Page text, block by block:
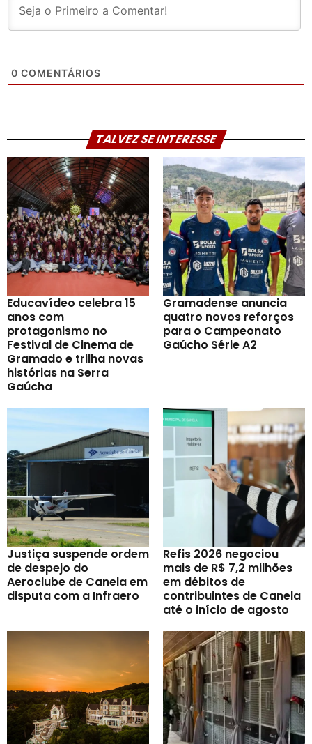
0 COMENTÁRIOS
TALVEZ SE INTERESSE
Educavídeo celebra 15
anos com
protagonismo no
Festival de Cinema de
Gramado e trilha novas
histórias na Serra
Gaúcha
Gramadense anuncia
quatro novos reforços
para o Campeonato
Gaúcho Série A2
Justiça suspende ordem
de despejo do
Aeroclube de Canela em
disputa com a Infraero
Refis 2026 negociou
mais de R$ 7,2 milhões
em débitos de
contribuintes de Canela
até o início de agosto